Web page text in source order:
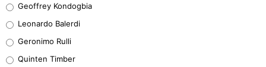
38%
32%
Geoffrey Kondogbia
Leonardo Balerdi
Geronimo Rulli
Quinten Timber